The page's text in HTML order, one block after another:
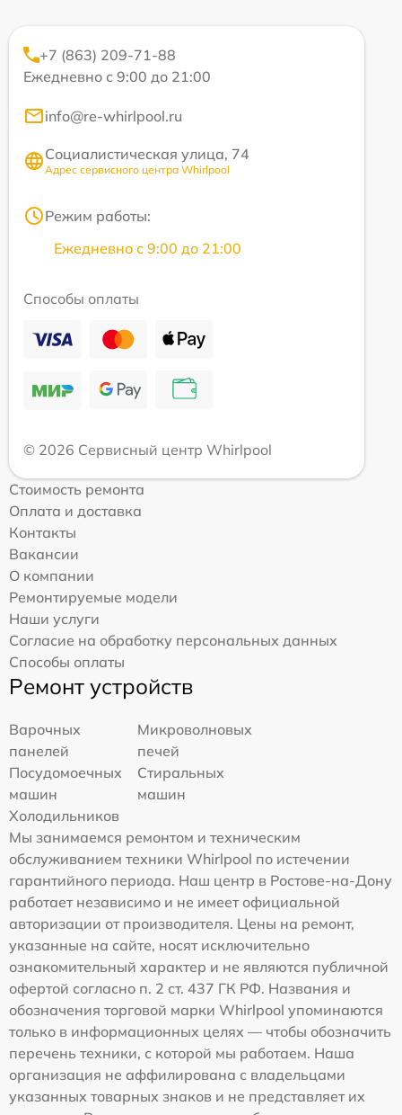
+7 (863) 209-71-88
Ежедневно с 9:00 до 21:00
info@re-whirlpool.ru
Социалистическая улица, 74
Адрес сервисного центра Whirlpool
Режим работы:
Ежедневно с 9:00 до 21:00
Способы оплаты
© 2026 Сервисный центр Whirlpool
Стоимость ремонта
Оплата и доставка
Контакты
Вакансии
О компании
Ремонтируемые модели
Наши услуги
Согласие на обработку персональных данных
Способы оплаты
Ремонт устройств
Варочных
панелей
Микроволновых
печей
Посудомоечных
машин
Стиральных
машин
Холодильников
Мы занимаемся ремонтом и техническим
обслуживанием техники Whirlpool по истечении
гарантийного периода. Наш центр в Ростове-на-Дону
работает независимо и не имеет официальной
авторизации от производителя. Цены на ремонт,
указанные на сайте, носят исключительно
ознакомительный характер и не являются публичной
офертой согласно п. 2 ст. 437 ГК РФ. Названия и
обозначения торговой марки Whirlpool упоминаются
только в информационных целях — чтобы обозначить
перечень техники, с которой мы работаем. Наша
организация не аффилирована с владельцами
указанных товарных знаков и не представляет их